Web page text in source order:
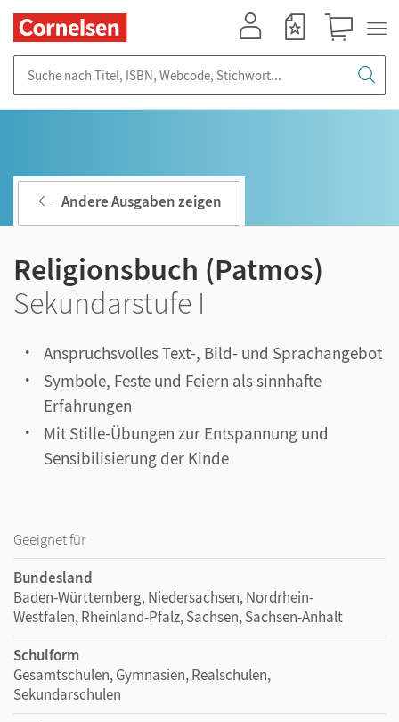
Andere Ausgaben zeigen
Religionsbuch (Patmos)
Sekundarstufe I
Anspruchsvolles Text-, Bild- und Sprachangebot
Symbole, Feste und Feiern als sinnhafte
Erfahrungen
Mit Stille-Übungen zur Entspannung und
Sensibilisierung der Kinde
Geeignet für
Bundesland
Baden-Württemberg, Niedersachsen, Nordrhein-
Westfalen, Rheinland-Pfalz, Sachsen, Sachsen-Anhalt
Schulform
Gesamtschulen, Gymnasien, Realschulen,
Sekundarschulen